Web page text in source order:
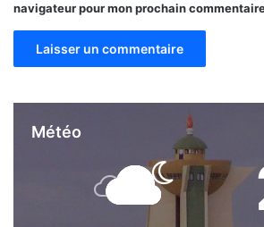
navigateur pour mon prochain
Météo